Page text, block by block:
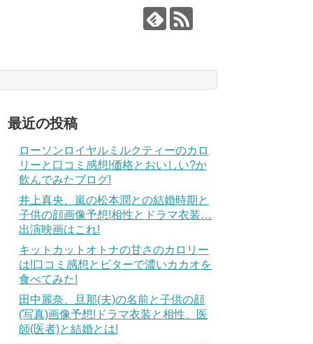
最近の投稿
ローソンロイヤルミルクティーのカロ
リーと口コミ感想!価格とおいしい?か
飲んでみたブログ!
井上真央、嵐の松本潤との結婚時期と
子供の顔画像予想!相性とドラマ衣装…
出演映画はこれ!
キットカットオトナの甘さのカロリー
は!口コミ感想とビターで濃いカカオを
食べてみた!
田中麗奈、旦那(夫)の名前と子供の顔
(写真)画像予想!ドラマ衣装と相性、医
師(医者)と結婚とは!